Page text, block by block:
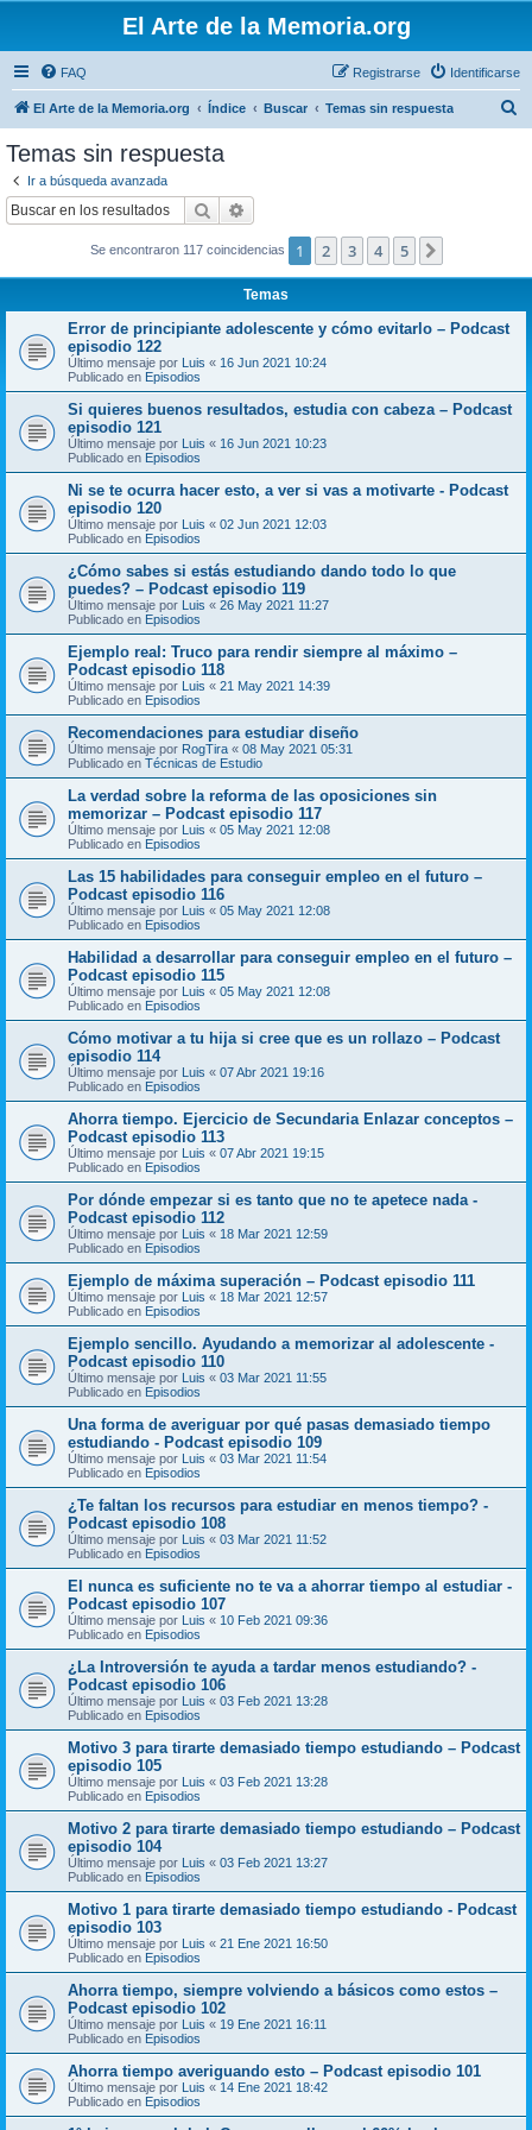
El Arte de la Memoria.org
FAQ Identificarse
Registrarse
El Arte de la Memoria.org Índice Buscar Temas sin respuesta
Temas sin respuesta
Ir a búsqueda avanzada
Buscar
Se encontraron 117 coincidencias 1 2 3 4 5
Temas
Error de principiante adolescente y cómo evitarlo – Podcast
episodio 122
Último mensaje por Luis « 16 Jun 2021 10:24
Publicado en Episodios
Si quieres buenos resultados, estudia con cabeza – Podcast
episodio 121
Último mensaje por Luis « 16 Jun 2021 10:23
Publicado en Episodios
Ni se te ocurra hacer esto, a ver si vas a motivarte - Podcast
episodio 120
Último mensaje por Luis « 02 Jun 2021 12:03
Publicado en Episodios
¿Cómo sabes si estás estudiando dando todo lo que
puedes? – Podcast episodio 119
Último mensaje por Luis « 26 May 2021 11:27
Publicado en Episodios
Ejemplo real: Truco para rendir siempre al máximo –
Podcast episodio 118
Último mensaje por Luis « 21 May 2021 14:39
Publicado en Episodios
Recomendaciones para estudiar diseño
Último mensaje por RogTira « 08 May 2021 05:31
Publicado en Técnicas de Estudio
La verdad sobre la reforma de las oposiciones sin
memorizar – Podcast episodio 117
Último mensaje por Luis « 05 May 2021 12:08
Publicado en Episodios
Las 15 habilidades para conseguir empleo en el futuro –
Podcast episodio 116
Último mensaje por Luis « 05 May 2021 12:08
Publicado en Episodios
Habilidad a desarrollar para conseguir empleo en el futuro –
Podcast episodio 115
Último mensaje por Luis « 05 May 2021 12:08
Publicado en Episodios
Cómo motivar a tu hija si cree que es un rollazo – Podcast
episodio 114
Último mensaje por Luis « 07 Abr 2021 19:16
Publicado en Episodios
Ahorra tiempo. Ejercicio de Secundaria Enlazar conceptos –
Podcast episodio 113
Último mensaje por Luis « 07 Abr 2021 19:15
Publicado en Episodios
Por dónde empezar si es tanto que no te apetece nada -
Podcast episodio 112
Último mensaje por Luis « 18 Mar 2021 12:59
Publicado en Episodios
Ejemplo de máxima superación – Podcast episodio 111
Último mensaje por Luis « 18 Mar 2021 12:57
Publicado en Episodios
Ejemplo sencillo. Ayudando a memorizar al adolescente -
Podcast episodio 110
Último mensaje por Luis « 03 Mar 2021 11:55
Publicado en Episodios
Una forma de averiguar por qué pasas demasiado tiempo
estudiando - Podcast episodio 109
Último mensaje por Luis « 03 Mar 2021 11:54
Publicado en Episodios
¿Te faltan los recursos para estudiar en menos tiempo? -
Podcast episodio 108
Último mensaje por Luis « 03 Mar 2021 11:52
Publicado en Episodios
El nunca es suficiente no te va a ahorrar tiempo al estudiar -
Podcast episodio 107
Último mensaje por Luis « 10 Feb 2021 09:36
Publicado en Episodios
¿La Introversión te ayuda a tardar menos estudiando? -
Podcast episodio 106
Último mensaje por Luis « 03 Feb 2021 13:28
Publicado en Episodios
Motivo 3 para tirarte demasiado tiempo estudiando – Podcast
episodio 105
Último mensaje por Luis « 03 Feb 2021 13:28
Publicado en Episodios
Motivo 2 para tirarte demasiado tiempo estudiando – Podcast
episodio 104
Último mensaje por Luis « 03 Feb 2021 13:27
Publicado en Episodios
Motivo 1 para tirarte demasiado tiempo estudiando - Podcast
episodio 103
Último mensaje por Luis « 21 Ene 2021 16:50
Publicado en Episodios
Ahorra tiempo, siempre volviendo a básicos como estos –
Podcast episodio 102
Último mensaje por Luis « 19 Ene 2021 16:11
Publicado en Episodios
Ahorra tiempo averiguando esto – Podcast episodio 101
Último mensaje por Luis « 14 Ene 2021 18:42
Publicado en Episodios